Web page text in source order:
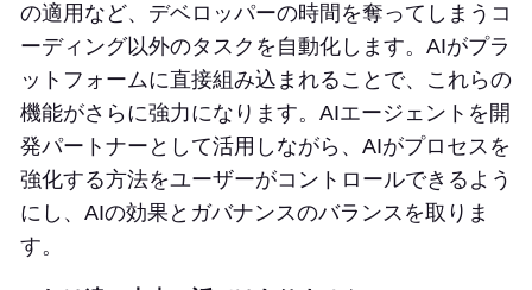
の適用など、デベロッパーの時間を奪ってしまうコ
ーディング以外のタスクを自動化します。AIがプラ
ットフォームに直接組み込まれることで、これらの
機能がさらに強力になります。AIエージェントを開
発パートナーとして活用しながら、AIがプロセスを
強化する方法をユーザーがコントロールできるよう
にし、AIの効果とガバナンスのバランスを取りま
す。